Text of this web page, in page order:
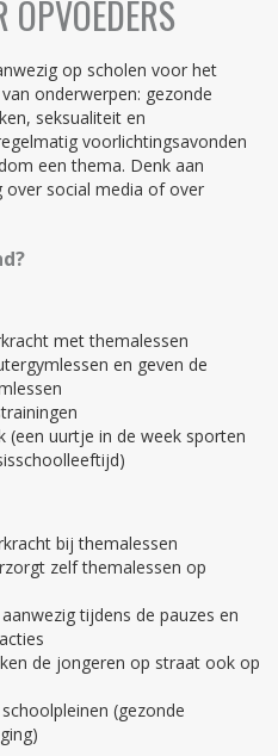
op scholen voor het
onderwerpen: gezonde
seksualiteit en
voorlichtingsavonden
een thema. Denk aan
over social media of over
met themalessen
en geven de
(een uurtje in de week sporten
bij themalessen
zelf themalessen op
tijdens de pauzes en
de jongeren op straat ook op
(gezonde